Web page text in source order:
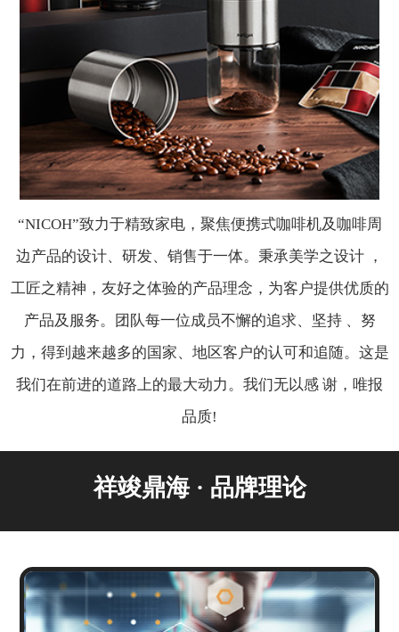
“NICOH”致力于精致家电，聚焦便携式咖啡机及咖啡周
边产品的设计、研发、销售于一体。秉承美学之设计 ，
工匠之精神，友好之体验的产品理念，为客户提供优质的
产品及服务。团队每一位成员不懈的追求、坚持 、努
力，得到越来越多的国家、地区客户的认可和追随。这是
我们在前进的道路上的最大动力。我们无以感 谢，唯报
品质!
祥竣鼎海 · 品牌理论